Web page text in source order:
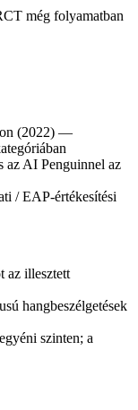
még folyamatban
(2022) —
az AI Penguinnel az
/ EAP-értékesítési
az illesztett
hangbeszélgetések
szinten; a